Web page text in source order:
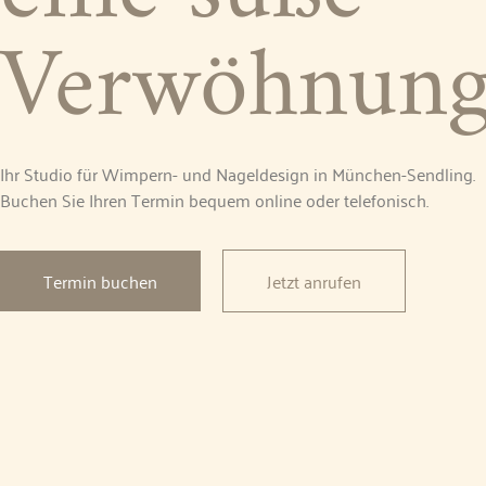
Ihr Studio für Wimpern- und Nageldesign in München-Sendling.
Buchen Sie Ihren Termin bequem online oder telefonisch.
Termin buchen Jetzt anrufen